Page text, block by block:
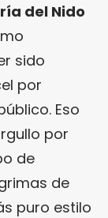
del Nido
sido
por
Eso
por
de
de
puro estilo